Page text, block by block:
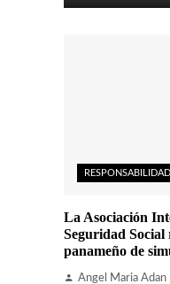
RESPONSABILIDAD
La Asociación
Seguridad Social
panameño de
Angel Maria Adan